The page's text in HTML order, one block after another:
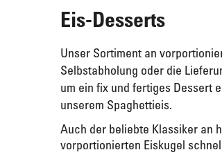
Eis-Desserts
Unser Sortiment an
Selbstabholung oder die
um ein fix und fertiges Dessert
unserem Spaghettieis.
Auch der beliebte Klassiker an
vorportionierten Eiskugel